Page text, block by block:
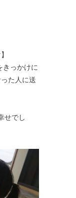
きっかけに
た人に送
せでし